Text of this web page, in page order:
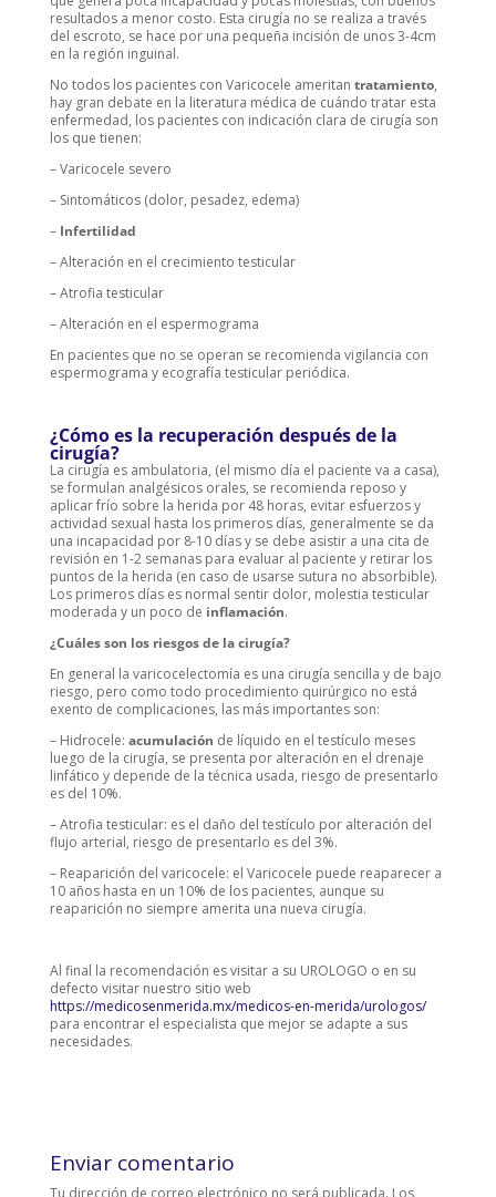
resultados a menor costo. Esta cirugía no se realiza a través
del escroto, se hace por una pequeña incisión de unos 3-4cm
en la región inguinal.
No todos los pacientes con Varicocele ameritan tratamiento,
hay gran debate en la literatura médica de cuándo tratar esta
enfermedad, los pacientes con indicación clara de cirugía son
los que tienen:
– Varicocele severo
– Sintomáticos (dolor, pesadez, edema)
– Infertilidad
– Alteración en el crecimiento testicular
– Atrofia testicular
– Alteración en el espermograma
En pacientes que no se operan se recomienda vigilancia con
espermograma y ecografía testicular periódica.
¿Cómo es la recuperación después de la
cirugía?
La cirugía es ambulatoria, (el mismo día el paciente va a casa),
se formulan analgésicos orales, se recomienda reposo y
aplicar frío sobre la herida por 48 horas, evitar esfuerzos y
actividad sexual hasta los primeros días, generalmente se da
una incapacidad por 8-10 días y se debe asistir a una cita de
revisión en 1-2 semanas para evaluar al paciente y retirar los
puntos de la herida (en caso de usarse sutura no absorbible).
Los primeros días es normal sentir dolor, molestia testicular
moderada y un poco de inflamación.
¿Cuáles son los riesgos de la cirugía?
En general la varicocelectomía es una cirugía sencilla y de bajo
riesgo, pero como todo procedimiento quirúrgico no está
exento de complicaciones, las más importantes son:
– Hidrocele: acumulación de líquido en el testículo meses
luego de la cirugía, se presenta por alteración en el drenaje
linfático y depende de la técnica usada, riesgo de presentarlo
es del 10%.
– Atrofia testicular: es el daño del testículo por alteración del
flujo arterial, riesgo de presentarlo es del 3%.
– Reaparición del varicocele: el Varicocele puede reaparecer a
10 años hasta en un 10% de los pacientes, aunque su
reaparición no siempre amerita una nueva cirugía.
Al final la recomendación es visitar a su UROLOGO o en su
defecto visitar nuestro sitio web
https://medicosenmerida.mx/medicos-en-merida/urologos/
para encontrar el especialista que mejor se adapte a sus
necesidades.
Enviar comentario